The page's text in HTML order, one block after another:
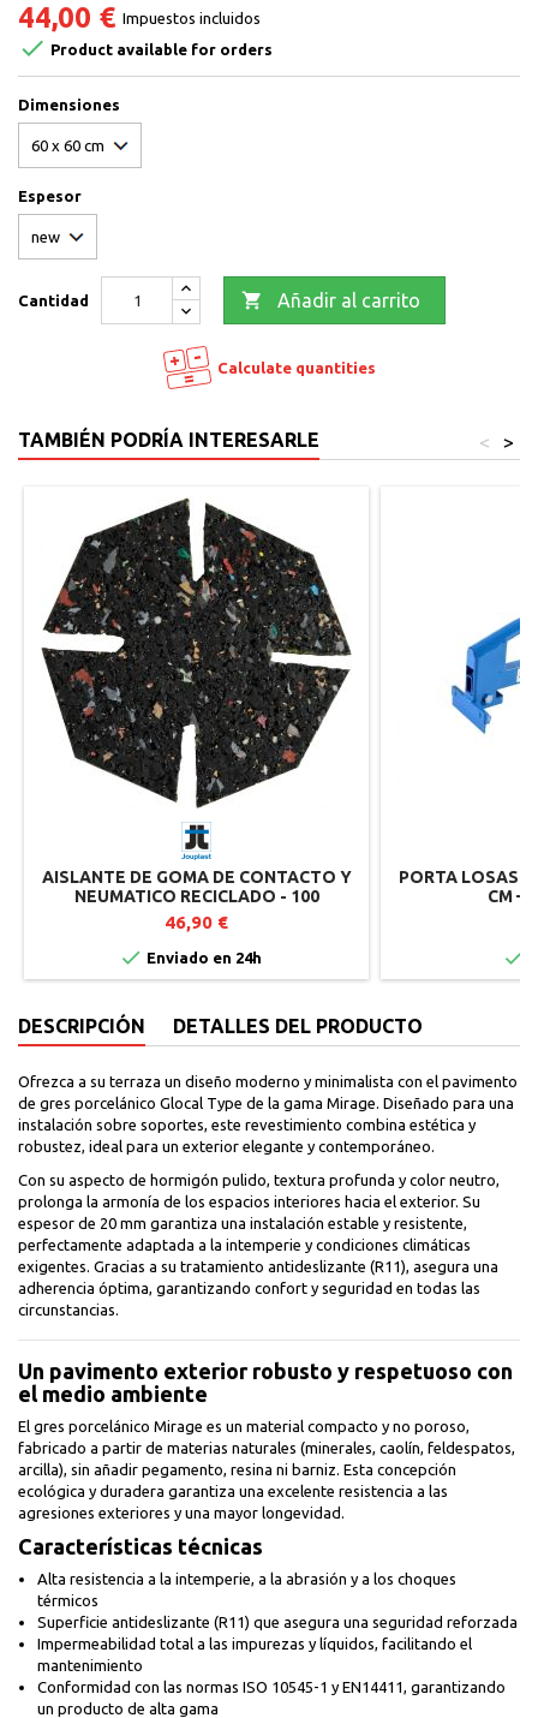
44,00 € Impuestos incluidos
 Product available for orders
Dimensiones
Espesor
Cantidad  Añadir al carrito
Calculate quantities
TAMBIÉN PODRÍA INTERESARLE >
<
AISLANTE DE GOMA DE CONTACTO Y
NEUMATICO RECICLADO - 100
UNIDADES
46,90 €
 Enviado en 24h
PORTA LOSAS
CM –

DESCRIPCIÓN DETALLES DEL PRODUCTO
Ofrezca a su terraza un diseño moderno y minimalista con el pavimento
de gres porcelánico Glocal Type de la gama Mirage. Diseñado para una
instalación sobre soportes, este revestimiento combina estética y
robustez, ideal para un exterior elegante y contemporáneo.
Con su aspecto de hormigón pulido, textura profunda y color neutro,
prolonga la armonía de los espacios interiores hacia el exterior. Su
espesor de 20 mm garantiza una instalación estable y resistente,
perfectamente adaptada a la intemperie y condiciones climáticas
exigentes. Gracias a su tratamiento antideslizante (R11), asegura una
adherencia óptima, garantizando confort y seguridad en todas las
circunstancias.
Un pavimento exterior robusto y respetuoso con
el medio ambiente
El gres porcelánico Mirage es un material compacto y no poroso,
fabricado a partir de materias naturales (minerales, caolín, feldespatos,
arcilla), sin añadir pegamento, resina ni barniz. Esta concepción
ecológica y duradera garantiza una excelente resistencia a las
agresiones exteriores y una mayor longevidad.
Características técnicas
Alta resistencia a la intemperie, a la abrasión y a los choques
térmicos
Superficie antideslizante (R11) que asegura una seguridad reforzada
Impermeabilidad total a las impurezas y líquidos, facilitando el
mantenimiento
Conformidad con las normas ISO 10545-1 y EN14411, garantizando
un producto de alta gama